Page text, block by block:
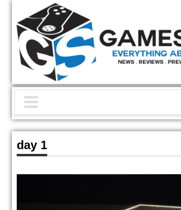
day 1